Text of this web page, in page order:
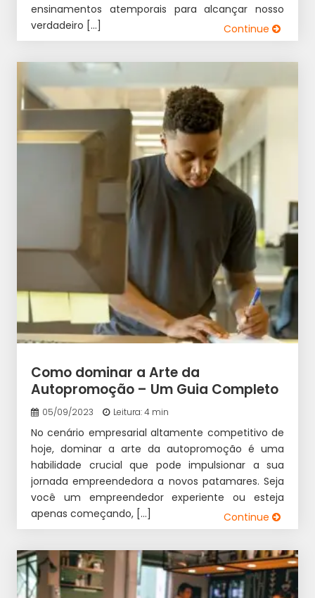
ensinamentos atemporais para alcançar nosso
verdadeiro […]
Continue
Como dominar a Arte da
Autopromoção – Um Guia Completo
05/09/2023 Leitura: 4 min
No cenário empresarial altamente competitivo de
hoje, dominar a arte da autopromoção é uma
habilidade crucial que pode impulsionar a sua
jornada empreendedora a novos patamares. Seja
você um empreendedor experiente ou esteja
apenas começando, […]
Continue